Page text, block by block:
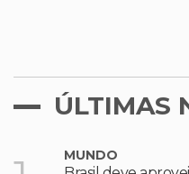
ÚLTIMAS
MUNDO